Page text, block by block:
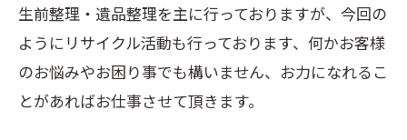
生前整理・遺品整理を主に行っておりますが、今回の
ようにリサイクル活動も行っております、何かお客様
のお悩みやお困り事でも構いません、お力になれるこ
とがあればお仕事させて頂きます。